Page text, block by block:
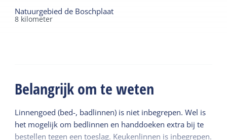
Natuurgebied de Boschplaat
8 kilometer
Belangrijk om te weten
Linnengoed (bed-, badlinnen) is niet inbegrepen. Wel is
het mogelijk om bedlinnen en handdoeken extra bij te
bestellen tegen een toeslag. Keukenlinnen is inbegrepen.